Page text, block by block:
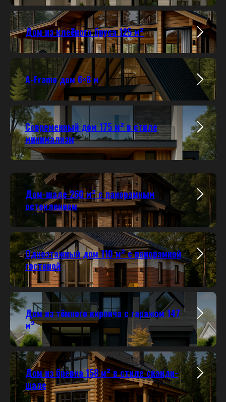
Дом из клеёного бруса 125 м²
A-Frame дом 6×8 м
Современный дом 175 м² в стиле
минимализм
Дом-шале 260 м² с панорамным
остеклением
Одноэтажный дом 110 м² с панорамной
гостиной
Дом из тёмного кирпича с гаражом 147
м²
Дом из бревна 158 м² в стиле сканди-
шале